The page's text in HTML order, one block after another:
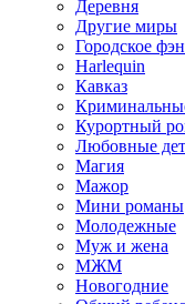
Деревня
Другие миры
Городское
Harlequin
Кавказ
Курортный
Любовные
Магия
Мажор
Мини романы
Молодежные
Муж и жена
МЖМ
Новогодние